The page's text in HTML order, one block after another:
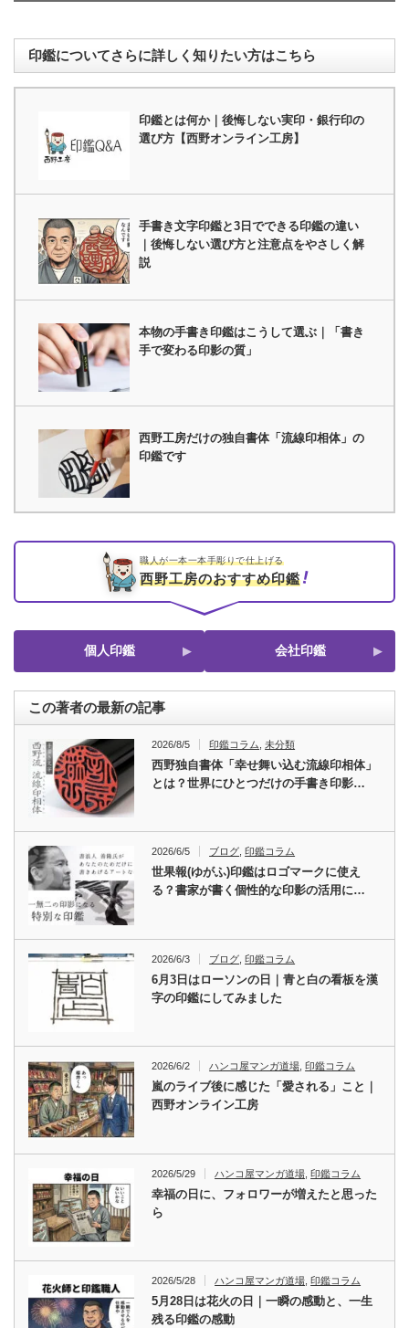
印鑑についてさらに詳しく知りたい方はこちら
印鑑とは何か｜後悔しない実印・銀行印の
選び方【西野オンライン工房】
手書き文字印鑑と3日でできる印鑑の違い
｜後悔しない選び方と注意点をやさしく解
説
本物の手書き印鑑はこうして選ぶ｜「書き
手で変わる印影の質」
西野工房だけの独自書体「流線印相体」の
印鑑です
職人が一本一本手彫りで仕上げる
西野工房のおすすめ印鑑
個人印鑑 会社印鑑
この著者の最新の記事
2026/8/5 印鑑コラム ,未分類
西野独自書体「幸せ舞い込む流線印相体」
とは？世界にひとつだけの手書き印影…
2026/6/5 ブログ 印鑑コラム
世果報(ゆがふ)印鑑はロゴマークに使え
る？書家が書く個性的な印影の活用に…
2026/6/3 ブログ ,印鑑コラム
6月3日はローソンの日｜青と白の看板を漢
字の印鑑にしてみました
2026/6/2 ハンコ屋マンガ道場 ,印鑑コラム
嵐のライブ後に感じた「愛される」こと｜
西野オンライン工房
2026/5/29 ハンコ屋マンガ道場 ,印鑑コラム
幸福の日に、フォロワーが増えたと思った
ら
2026/5/28 ハンコ屋マンガ道場 ,印鑑コラム
5月28日は花火の日｜一瞬の感動と、一生
残る印鑑の感動